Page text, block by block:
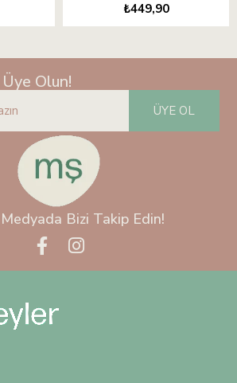
₺449,90
Olun!
ÜYE OL
Bizi Takip Edin!